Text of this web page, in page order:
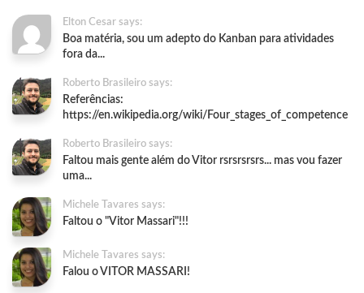
Elton Cesar says:
Boa matéria, sou um adepto do Kanban para atividades
fora da...
Roberto Brasileiro says:
Referências:
https://en.wikipedia.org/wiki/Four_stages_of_competence
Roberto Brasileiro says:
Faltou mais gente além do Vitor rsrsrsrsrs... mas vou fazer
uma...
Michele Tavares says:
Faltou o "Vitor Massari"!!!
Michele Tavares says:
Falou o VITOR MASSARI!